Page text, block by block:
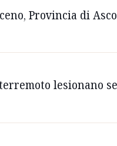
Provincia di
lesionano